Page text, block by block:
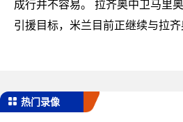
成行并不容易。 拉齐奥中卫马里
引援目标，米兰目前正继续与拉齐
热门录像